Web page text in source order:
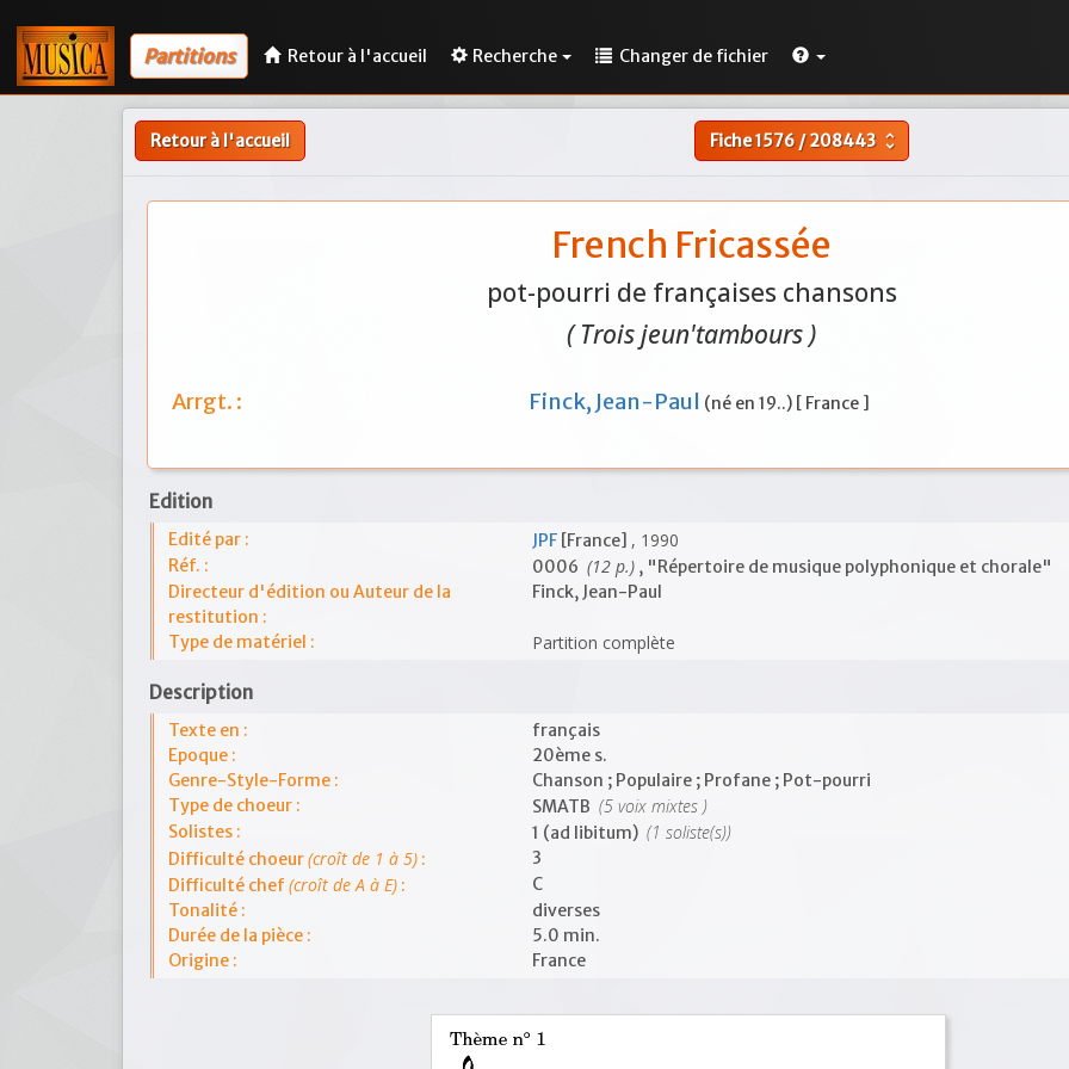
Partitions Retour à l'accueil Recherche Changer de fichier
Retour à l'accueil Fiche1576/208443 unfold_more
French Fricassée
pot-pourri de françaises chansons
( Trois jeun'tambours )
Arrgt. : Finck, Jean-Paul (né en 19..) [ France ]
Edition
Edité par : JPF [France] , 1990
Réf. : 0006 (12 p.) , "Répertoire de musique polyphonique et chorale"
Directeur d'édition ou Auteur de la
restitution :
Finck, Jean-Paul
Type de matériel : Partition complète
Description
Texte en :
français
Epoque :
20ème s.
Genre-Style-Forme :
Chanson ; Populaire ; Profane ; Pot-pourri
Type de choeur :
SMATB (5 voix mixtes )
Solistes : 1 (ad libitum) (1 soliste(s))
Difficulté choeur(croît de 1 à 5) :
3
Difficulté chef (croît de A à E) :
C
Tonalité :
diverses
Durée de la pièce :
5.0 min.
Origine :
France